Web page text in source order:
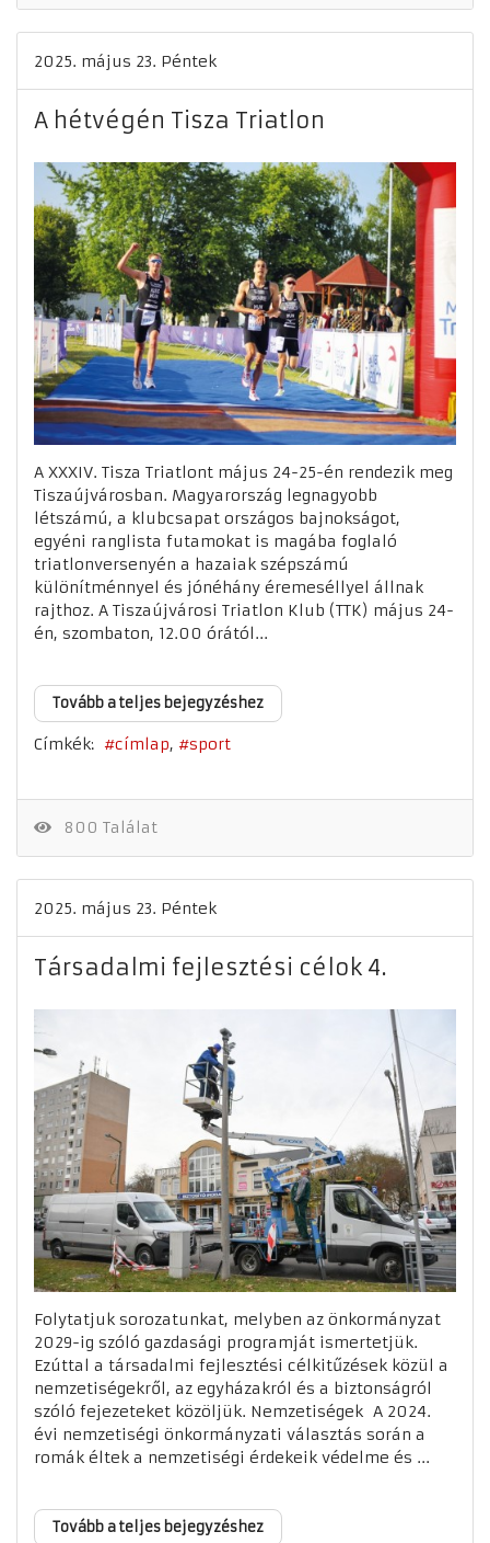
2025. május 23. Péntek
A hétvégén Tisza Triatlon
A XXXIV. Tisza Triatlont május 24-25-én rendezik meg
Tiszaújvárosban. Magyarország legnagyobb
létszámú, a klubcsapat országos bajnokságot,
egyéni ranglista futamokat is magába foglaló
triatlonversenyén a hazaiak szépszámú
különítménnyel és jónéhány éremeséllyel állnak
rajthoz. A Tiszaújvárosi Triatlon Klub (TTK) május 24-
én, szombaton, 12.00 órától...
Tovább a teljes bejegyzéshez
Címkék: címlap sport
800 Találat
2025. május 23. Péntek
Társadalmi fejlesztési célok 4.
Folytatjuk sorozatunkat, melyben az önkormányzat
2029-ig szóló gazdasági programját ismertetjük.
Ezúttal a társadalmi fejlesztési célkitűzések közül a
nemzetiségekről, az egyházakról és a biztonságról
szóló fejezeteket közöljük. Nemzetiségek A 2024.
évi nemzetiségi önkormányzati választás során a
romák éltek a nemzetiségi érdekeik védelme és ...
Tovább a teljes bejegyzéshez